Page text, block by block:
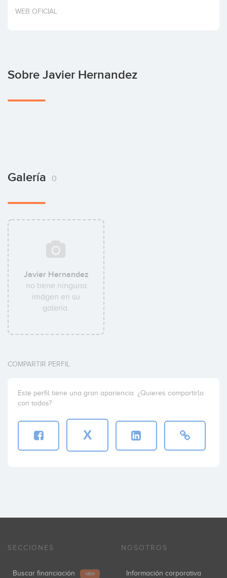
Invertir
WEB OFICIAL
Sobre Javier Hernandez
Galería 0
Javier Hernandez
no tiene ninguna
imágen en su
galería.
COMPARTIR PERFIL
Este perfil tiene una gran apariencia. ¿Quieres compartirlo
con todos?
X
SECCIONES
Buscar financiación NEW
NOSOTROS
Información corporativa